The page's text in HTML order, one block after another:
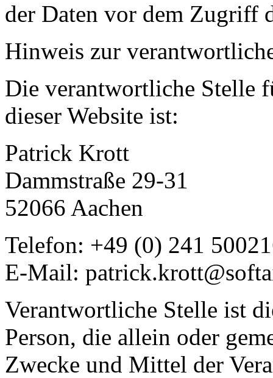
der Daten vor dem Zugriff
Hinweis zur
Die verantwortliche Stelle
dieser Website ist:
Patrick Krott
Dammstraße 29-31
52066 Aachen
Telefon: +49 (0) 241
E-Mail:
Verantwortliche Stelle ist
Person, die allein oder
Zwecke und Mittel der